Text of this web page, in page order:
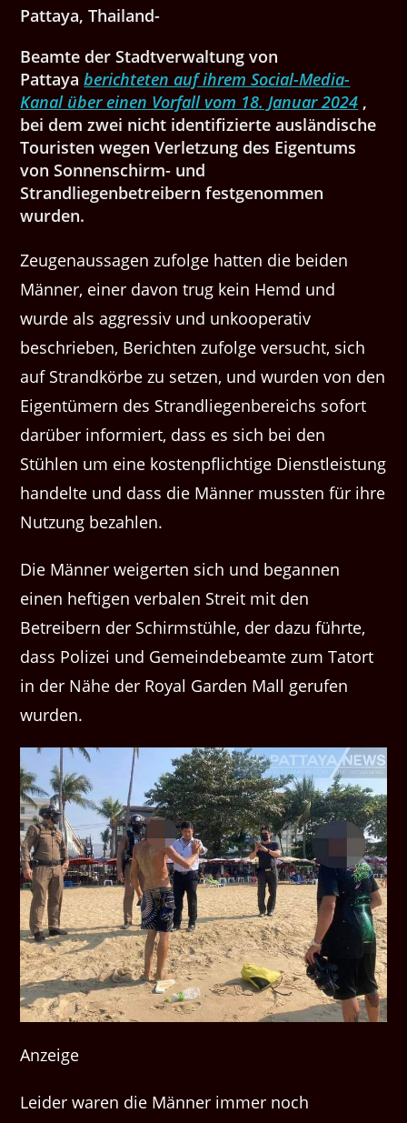
Pattaya, Thailand-
Beamte der Stadtverwaltung von
Pattayaberichteten auf ihrem Social-Media-
Kanal über einen Vorfall vom 18. Januar 2024 ,
bei dem zwei nicht identifizierte ausländische
Touristen wegen Verletzung des Eigentums
von Sonnenschirm- und
Strandliegenbetreibern festgenommen
wurden.
Zeugenaussagen zufolge hatten die beiden
Männer, einer davon trug kein Hemd und
wurde als aggressiv und unkooperativ
beschrieben, Berichten zufolge versucht, sich
auf Strandkörbe zu setzen, und wurden von den
Eigentümern des Strandliegenbereichs sofort
darüber informiert, dass es sich bei den
Stühlen um eine kostenpflichtige Dienstleistung
handelte und dass die Männer mussten für ihre
Nutzung bezahlen.
Die Männer weigerten sich und begannen
einen heftigen verbalen Streit mit den
Betreibern der Schirmstühle, der dazu führte,
dass Polizei und Gemeindebeamte zum Tatort
in der Nähe der Royal Garden Mall gerufen
wurden.
Anzeige
Leider waren die Männer immer noch